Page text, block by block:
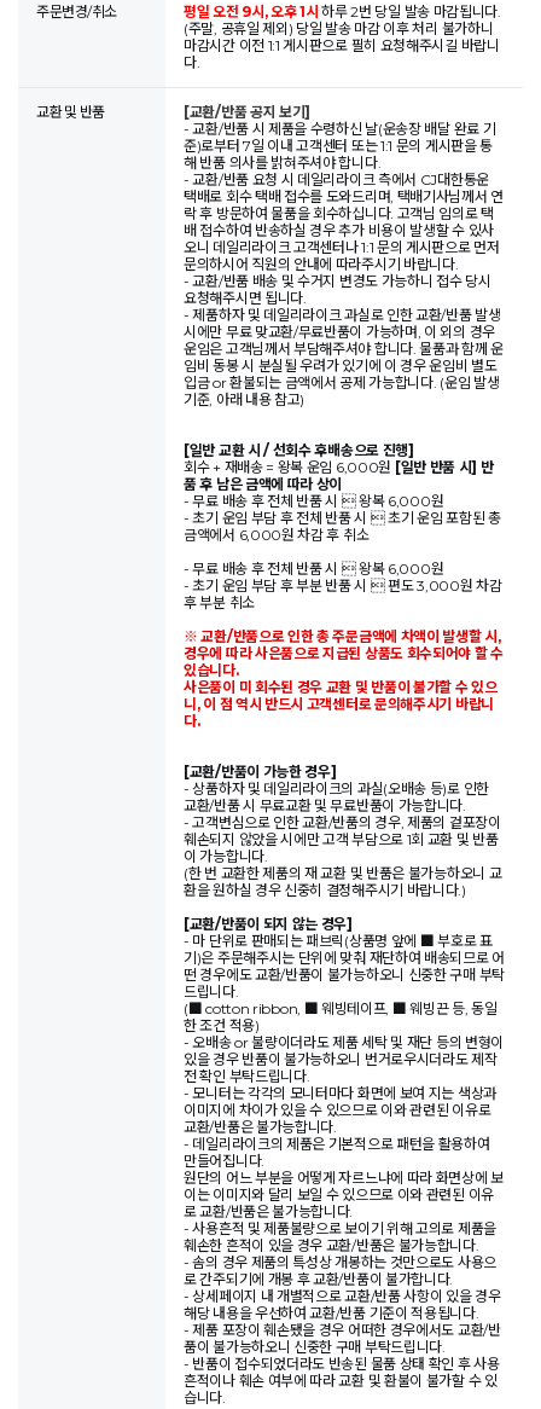
주문변경/취소 평일 오전 9시, 오후 1시하루 2번 당일 발송 마감됩니다.
(주말, 공휴일 제외) 당일 발송 마감 이후 처리 불가하니
마감시간 이전 1:1 게시판으로 필히 요청해주시길 바랍니
다.
교환 및 반품
[교환/반품 공지 보기]
- 교환/반품 시 제품을 수령하신 날(운송장 배달 완료 기
준)로부터 7일 이내 고객센터 또는 1:1 문의 게시판을 통
해 반품 의사를 밝혀주셔야 합니다.
- 교환/반품 요청 시 데일리라이크 측에서 CJ대한통운
택배로 회수 택배 접수를 도와드리며, 택배기사님께서 연
락 후 방문하여 물품을 회수하십니다. 고객님 임의로 택
배 접수하여 반송하실 경우 추가 비용이 발생할 수 있사
오니 데일리라이크 고객센터나 1:1 문의 게시판으로 먼저
문의하시어 직원의 안내에 따라주시기 바랍니다.
- 교환/반품 배송 및 수거지 변경도 가능하니 접수 당시
요청해주시면 됩니다.
- 제품하자 및 데일리라이크 과실로 인한 교환/반품 발생
시에만 무료 맞교환/무료반품이 가능하며, 이 외의 경우
운임은 고객님께서 부담해주셔야 합니다. 물품과 함께 운
임비 동봉 시 분실될 우려가 있기에 이 경우 운임비 별도
입금 or 환불되는 금액에서 공제 가능합니다. (운임 발생
기준, 아래 내용 참고)
[일반 교환 시 / 선회수 후배송으로 진행]
회수 + 재배송 = 왕복 운임 6,000원 [일반 반품 시] 반
품 후 남은 금액에 따라 상이
- 무료 배송 후 전체 반품 시  왕복 6,000원
- 초기 운임 부담 후 전체 반품 시  초기 운임 포함된 총
금액에서 6,000원 차감 후 취소
- 무료 배송 후 전체 반품 시  왕복 6,000원
- 초기 운임 부담 후 부분 반품 시  편도 3,000원 차감
후 부분 취소
※ 교환/반품으로 인한 총 주문금액에 차액이 발생할 시,
경우에 따라 사은품으로 지급된 상품도 회수되어야 할 수
있습니다.
사은품이 미 회수된 경우 교환 및 반품이 불가할 수 있으
니, 이 점 역시 반드시 고객센터로 문의해주시기 바랍니
다.
[교환/반품이 가능한 경우]
- 상품하자 및 데일리라이크의 과실(오배송 등)로 인한
교환/반품 시 무료교환 및 무료반품이 가능합니다.
- 고객변심으로 인한 교환/반품의 경우, 제품의 겉포장이
훼손되지 않았을 시에만 고객 부담으로 1회 교환 및 반품
이 가능합니다.
(한 번 교환한 제품의 재 교환 및 반품은 불가능하오니 교
환을 원하실 경우 신중히 결정해주시기 바랍니다.)
[교환/반품이 되지 않는 경우]
- 마 단위로 판매되는 패브릭(상품명 앞에 ■ 부호로 표
기)은 주문해주시는 단위에 맞춰 재단하여 배송되므로 어
떤 경우에도 교환/반품이 불가능하오니 신중한 구매 부탁
드립니다.
(■ cotton ribbon, ■ 웨빙테이프, ■ 웨빙끈 등, 동일
한 조건 적용)
- 오배송 or 불량이더라도 제품 세탁 및 재단 등의 변형이
있을 경우 반품이 불가능하오니 번거로우시더라도 제작
전 확인 부탁드립니다.
- 모니터는 각각의 모니터마다 화면에 보여 지는 색상과
이미지에 차이가 있을 수 있으므로 이와 관련된 이유로
교환/반품은 불가능합니다.
- 데일리라이크의 제품은 기본적으로 패턴을 활용하여
만들어집니다.
원단의 어느 부분을 어떻게 자르느냐에 따라 화면상에 보
이는 이미지와 달리 보일 수 있으므로 이와 관련된 이유
로 교환/반품은 불가능합니다.
- 사용흔적 및 제품불량으로 보이기 위해 고의로 제품을
훼손한 흔적이 있을 경우 교환/반품은 불가능합니다.
- 솜의 경우 제품의 특성상 개봉하는 것만으로도 사용으
로 간주되기에 개봉 후 교환/반품이 불가합니다.
- 상세페이지 내 개별적으로 교환/반품 사항이 있을 경우
해당 내용을 우선하여 교환/반품 기준이 적용됩니다.
- 제품 포장이 훼손됐을 경우 어떠한 경우에서도 교환/반
품이 불가능하오니 신중한 구매 부탁드립니다.
- 반품이 접수되었더라도 반송된 물품 상태 확인 후 사용
흔적이나 훼손 여부에 따라 교환 및 환불이 불가할 수 있
습니다.